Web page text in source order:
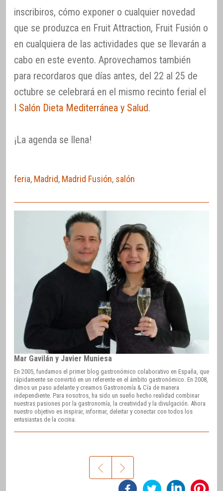
inscribiros, cómo exponer o cualquier novedad
que se produzca en Fruit Attraction, Fruit Fusión o
en cualquiera de las actividades que se llevarán a
cabo en este evento. Aprovechamos también
para recordaros que días antes, del 22 al 25 de
octubre se celebrará en el mismo recinto ferial el
I Salón Dieta Mediterránea y Salud.
¡La agenda se llena!
feria, Madrid, Madrid Fusión, salón
Mar Gavilán y Javier Muniesa
En 2005, fundamos el primer blog gastronómico colaborativo en España, que
rápidamente se convirtió en un referente en el ámbito gastronómico. En 2008,
dimos un paso adelante y creamos Gastronomía & Cía de manera
independiente. Para nosotros, ha sido un sueño hecho realidad combinar
nuestras pasiones por la gastronomía, la creatividad y la divulgación. Ahora
nuestro objetivo es inspirar, informar, deleitar y conectar con todos los
entusiastas de la cocina.